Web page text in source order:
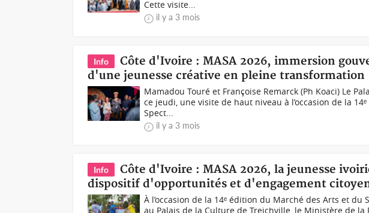
Cette visite...
il y a 3 mois
Info
Côte d'Ivoire : MASA 2026, immersion
d'une jeunesse créative en pleine transformation
Mamadou Touré et Françoise Remarck (Ph Koaci) Le
ce jeudi, une visite de haut niveau à l’occasion de la
Spect...
il y a 3 mois
Info
Côte d'Ivoire : MASA 2026, la jeunesse
dispositif d'opportunités et d'engagement
À l’occasion de la 14ᵉ édition du Marché des Arts et du
au Palais de la Culture de Treichville, le Ministère de la